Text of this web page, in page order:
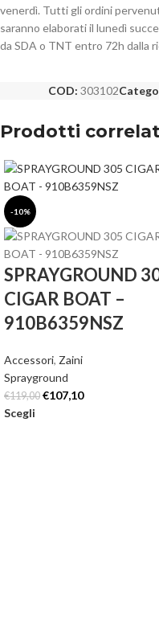
venerdì. Tutti gli ordini
saranno elaborati il lunedì
da SDA o TNT entro 72h dalla
COD: 303102
Prodotti
-10%
SPRAYGROUND
CIGAR BOAT –
910B6359NSZ
Accessori, Zaini
Sprayground
€119,00 €107,10
Scegli